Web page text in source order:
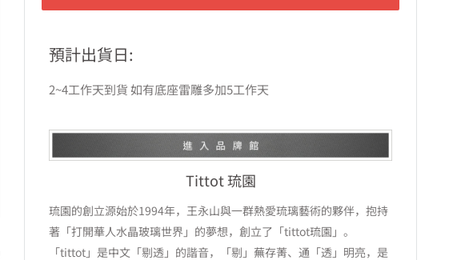
預計出貨日:
2~4工作天到貨 如有底座雷雕多加5工作天
Tittot 琉園
琉園的創立源始於1994年，王永山與一群熱愛琉璃藝術的夥伴，抱持
著「打開華人水晶玻璃世界」的夢想，創立了「tittot琉園」。
「tittot」是中文「剔透」的諧音，「剔」蕪存菁、通「透」明亮，是